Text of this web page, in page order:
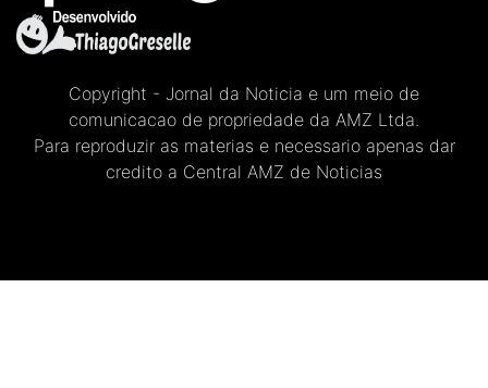
Copyright - Jornal da Noticia e um meio de
comunicacao de propriedade da AMZ Ltda.
Para reproduzir as materias e necessario apenas dar
credito a Central AMZ de Noticias